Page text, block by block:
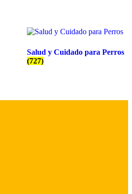
Salud y Cuidado para Perros
(727)